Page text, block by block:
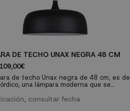
DE TECHO UNAX NEGRA 48 CM
109,00€
de techo Unax negra de 48 cm, es de
una lámpara moderna que se
de dicho estilo.
consultar fecha